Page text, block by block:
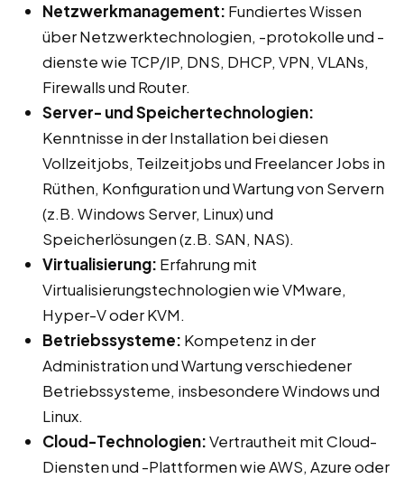
Netzwerkmanagement: Fundiertes Wissen
über Netzwerktechnologien, -protokolle und -
dienste wie TCP/IP, DNS, DHCP, VPN, VLANs,
Firewalls und Router.
Server- und Speichertechnologien:
Kenntnisse in der Installation bei diesen
Vollzeitjobs, Teilzeitjobs und Freelancer Jobs in
Rüthen, Konfiguration und Wartung von Servern
(z.B. Windows Server, Linux) und
Speicherlösungen (z.B. SAN, NAS).
Virtualisierung: Erfahrung mit
Virtualisierungstechnologien wie VMware,
Hyper-V oder KVM.
Betriebssysteme: Kompetenz in der
Administration und Wartung verschiedener
Betriebssysteme, insbesondere Windows und
Linux.
Cloud-Technologien:Vertrautheit mit Cloud-
Diensten und -Plattformen wie AWS, Azure oder